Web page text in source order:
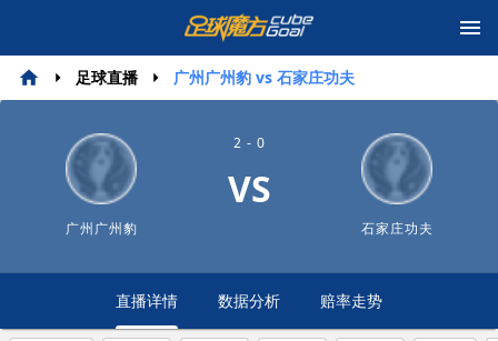
足球直播 广州广州豹 vs 石家庄功夫
广州广州豹
2 - 0
VS
石家庄功夫
直播详情 数据分析 赔率走势